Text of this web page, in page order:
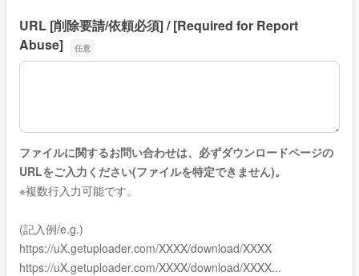
URL [削除要請/依頼必須] / [Required for Report
Abuse]
URL [削除要請/依頼必須] / [Required for Report Abuse]
ファイルに関するお問い合わせは、必ずダウンロードページの
URLをご入力ください(ファイルを特定できません)。
※複数行入力可能です。
(記入例/e.g.)
https://uX.getuploader.com/XXXX/download/XXXX
https://uX.getuploader.com/XXXX/download/XXXX...